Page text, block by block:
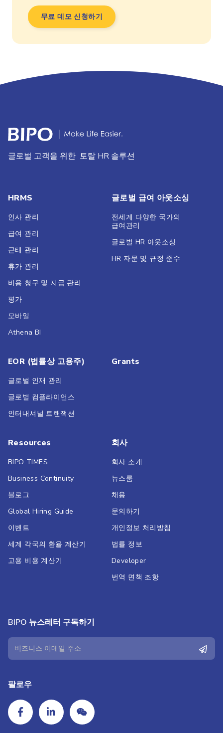
무료 데모 신청하기
글로벌 고객을 위한 토탈 HR 솔루션
HRMS
인사 관리
급여 관리
근태 관리
휴가 관리
비용 청구 및 지급 관리
평가
모바일
Athena BI
글로벌 급여 아웃소싱
전세계 다양한 국가의
급여관리
글로벌 HR 아웃소싱
HR 자문 및 규정 준수
EOR (법률상 고용주)
글로벌 인재 관리
글로벌 컴플라이언스
인터내셔널 트랜잭션
Grants
Resources
BIPO TIMES
Business Continuity
블로그
Global Hiring Guide
이벤트
세계 각국의 환율 계산기
고용 비용 계산기
회사
회사 소개
뉴스룸
채용
문의하기
개인정보 처리방침
법률 정보
Developer
번역 면책 조항
BIPO 뉴스레터 구독하기
팔로우